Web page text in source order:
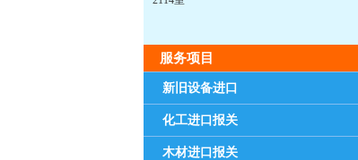
服务项目
新旧设备进口
化工进口报关
木材进口报关